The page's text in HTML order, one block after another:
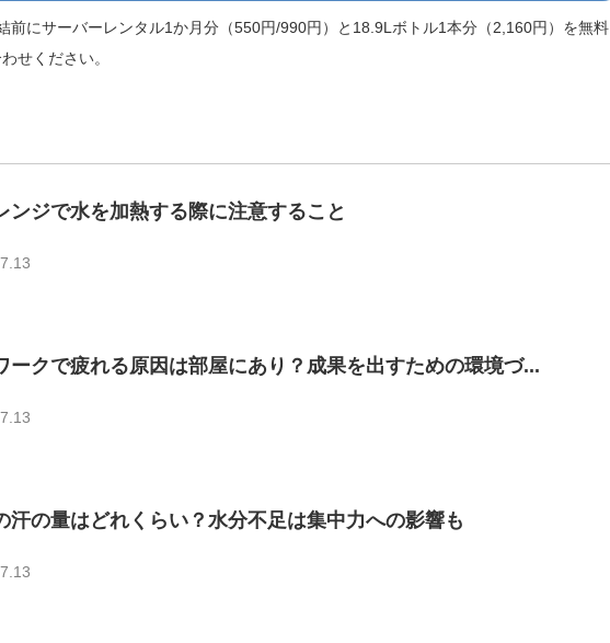
にサーバーレンタル1か月分（550円/990円）と18.9Lボトル1本分（2,160円）を無料
せください。
ンジで水を加熱する際に注意すること
ークで疲れる原因は部屋にあり？成果を出すための環境づ...
汗の量はどれくらい？水分不足は集中力への影響も